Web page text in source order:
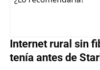
Internet rural sin
tenía antes de